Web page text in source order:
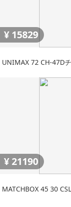
¥ 15829
UNIMAX 72 CH-47D
¥ 21190
MATCHBOX 45 30